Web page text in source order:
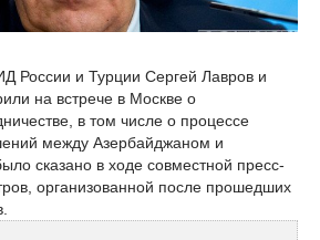
России и Турции Сергей Лавров и
на встрече в Москве о
в том числе о процессе
между Азербайджаном и
сказано в ходе совместной пресс-
организованной после прошедших